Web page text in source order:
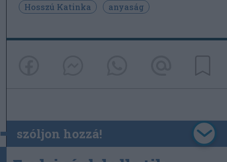
Hosszú Katinka anyaság
szóljon hozzá!